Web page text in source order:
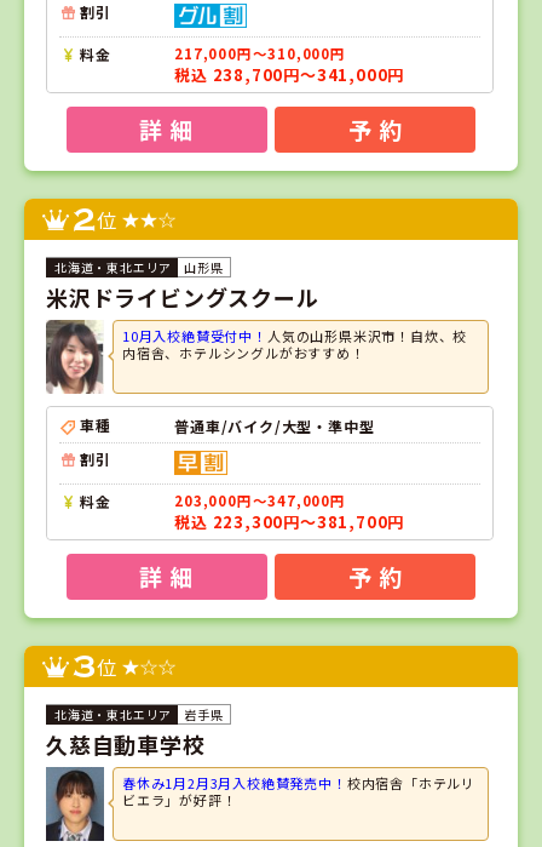
割引
料金 217,000円～310,000円
税込 238,700円～341,000円
詳 細 予 約
2位
山形県
米沢ドライビングスクール
10月入校絶賛受付中！ 人気の山形県米沢市！自炊、校
内宿舎、ホテルシングルがおすすめ！
車種
普通車/バイク/大型・準中型
割引
料金 203,000円～347,000円
税込 223,300円～381,700円
詳 細 予 約
3位
岩手県
久慈自動車学校
春休み1月2月3月入校絶賛発売中！ 校内宿舎「ホテルリ
ビエラ」が好評！